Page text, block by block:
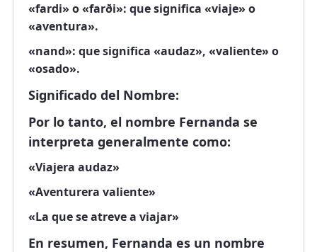
«fardi» o «farði»: que significa «viaje» o
«aventura».
«nand»: que significa «audaz», «valiente» o
«osado».
Significado del Nombre:
Por lo tanto, el nombre Fernanda se
interpreta generalmente como:
«Viajera audaz»
«Aventurera valiente»
«La que se atreve a viajar»
En resumen, Fernanda es un nombre